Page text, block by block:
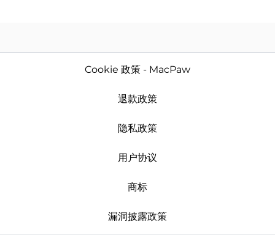
Cookie 政策 - MacPaw
退款政策
隐私政策
用户协议
商标
漏洞披露政策